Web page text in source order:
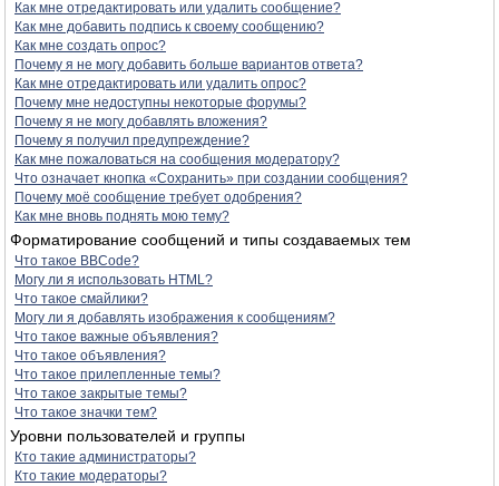
Как мне отредактировать или удалить сообщение?
Как мне добавить подпись к своему сообщению?
Как мне создать опрос?
Почему я не могу добавить больше вариантов ответа?
Как мне отредактировать или удалить опрос?
Почему мне недоступны некоторые форумы?
Почему я не могу добавлять вложения?
Почему я получил предупреждение?
Как мне пожаловаться на сообщения модератору?
Что означает кнопка «Сохранить» при создании сообщения?
Почему моё сообщение требует одобрения?
Как мне вновь поднять мою тему?
Форматирование сообщений и типы создаваемых тем
Что такое BBCode?
Могу ли я использовать HTML?
Что такое смайлики?
Могу ли я добавлять изображения к сообщениям?
Что такое важные объявления?
Что такое объявления?
Что такое прилепленные темы?
Что такое закрытые темы?
Что такое значки тем?
Уровни пользователей и группы
Кто такие администраторы?
Кто такие модераторы?